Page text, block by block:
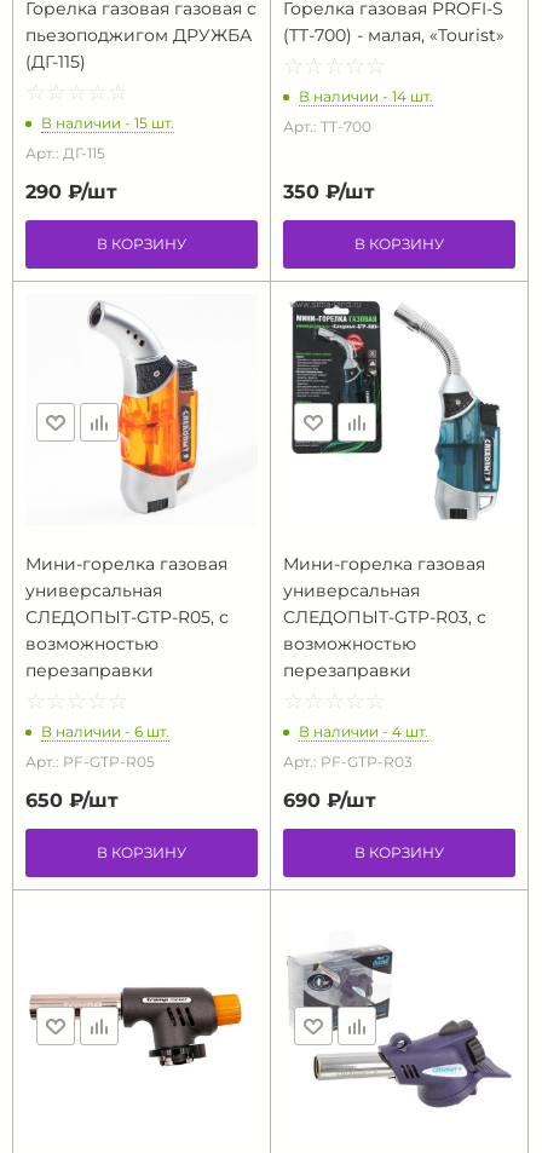
Горелка газовая газовая с
пьезоподжигом ДРУЖБА
(ДГ-115)
☆ ☆ ☆ ☆ ☆
★ ★ ★ ★ ★
В наличии - 15 шт.
Арт.: ДГ-115
290 ₽/шт
В КОРЗИНУ
Горелка газовая PROFI-S
(TT-700) - малая, «Tourist»
☆ ☆ ☆ ☆ ☆
★ ★ ★ ★ ★
В наличии - 14 шт.
Арт.: TT-700
350 ₽/шт
В КОРЗИНУ
Мини-горелка газовая
универсальная
СЛЕДОПЫТ-GTP-R05, с
возможностью
перезаправки
☆ ☆ ☆ ☆ ☆
★ ★ ★ ★ ★
В наличии - 6 шт.
Арт.: PF-GTP-R05
650 ₽/шт
В КОРЗИНУ
Мини-горелка газовая
универсальная
СЛЕДОПЫТ-GTP-R03, с
возможностью
перезаправки
☆ ☆ ☆ ☆ ☆
★ ★ ★ ★ ★
В наличии - 4 шт.
Арт.: PF-GTP-R03
690 ₽/шт
В КОРЗИНУ